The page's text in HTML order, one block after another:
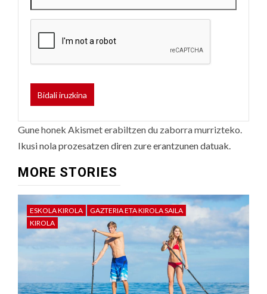
Gune honek Akismet erabiltzen du zaborra murrizteko.
Ikusi nola prozesatzen diren zure erantzunen datuak.
MORE STORIES
ESKOLA KIROLA
GAZTERIA ETA KIROLA SAILA
KIROLA